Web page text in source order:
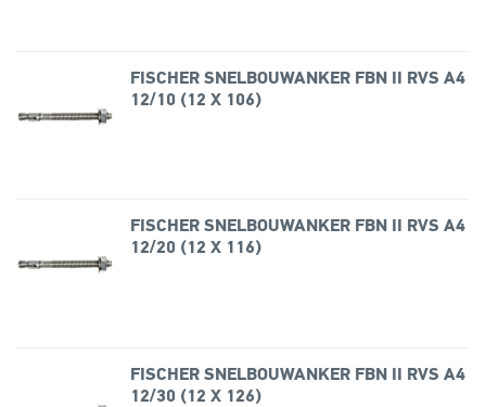
FISCHER SNELBOUWANKER FBN II RVS A4
12/10 (12 X 106)
FISCHER SNELBOUWANKER FBN II RVS A4
12/20 (12 X 116)
FISCHER SNELBOUWANKER FBN II RVS A4
12/30 (12 X 126)